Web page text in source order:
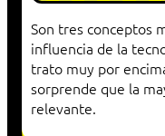
Son tres conceptos
influencia de la
trato muy por
sorprende que la
relevante.